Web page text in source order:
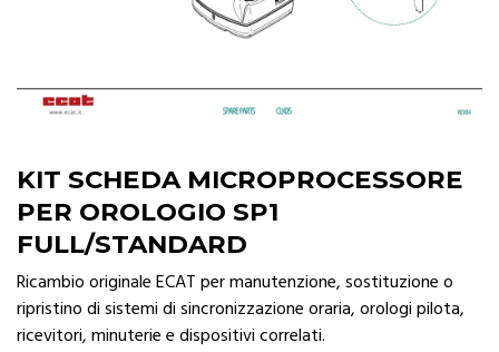
KIT SCHEDA MICROPROCESSORE
PER OROLOGIO SP1
FULL/STANDARD
Ricambio originale ECAT per manutenzione, sostituzione o
ripristino di sistemi di sincronizzazione oraria, orologi pilota,
ricevitori, minuterie e dispositivi correlati.